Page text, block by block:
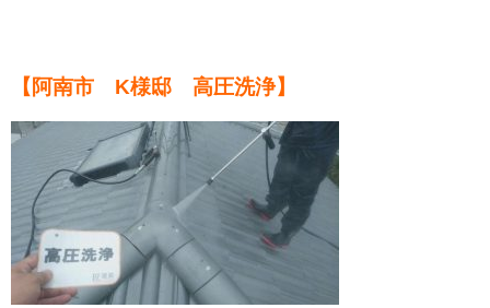
【阿南市 K様邸 高圧洗浄】